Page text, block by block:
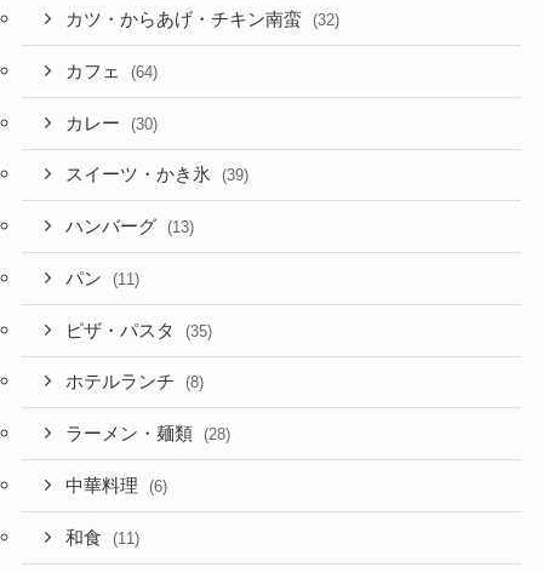
カツ・からあげ・チキン南蛮 (32)
カフェ (64)
カレー (30)
スイーツ・かき氷 (39)
ハンバーグ (13)
パン (11)
ピザ・パスタ (35)
ホテルランチ (8)
ラーメン・麺類 (28)
中華料理 (6)
和食 (11)